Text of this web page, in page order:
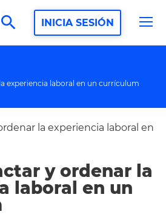
search INICIA SESIÓN
experiencia laboral en un currículum
y ordenar la
laboral en un